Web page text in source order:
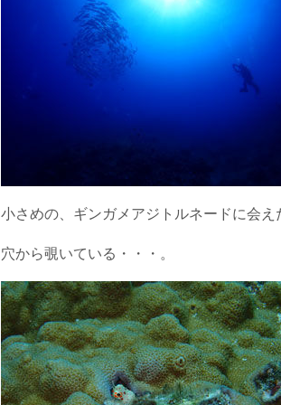
小さめの、ギンガメアジトルネードに会え
穴から覗いている・・・。